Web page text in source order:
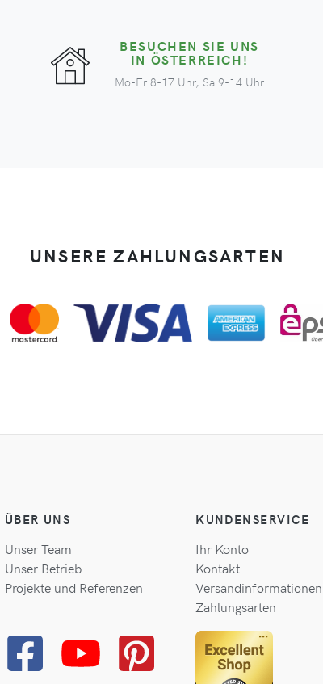
BESUCHEN SIE UNS
IN ÖSTERREICH!
Mo-Fr 8-17 Uhr, Sa 9-14 Uhr
UNSERE ZAHLUNGSARTEN
ÜBER UNS
Unser Team
Unser Betrieb
Projekte und Referenzen
KUNDENSERVICE
Ihr Konto
Kontakt
Versandinformationen
Zahlungsarten